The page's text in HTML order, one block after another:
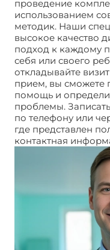
проведение
использованием
методик. Наши
высокое качество
подход к каждому
себя или своего
откладывайте
прием, вы сможете
помощь и
проблемы.
по телефону или
где представлен
контактная